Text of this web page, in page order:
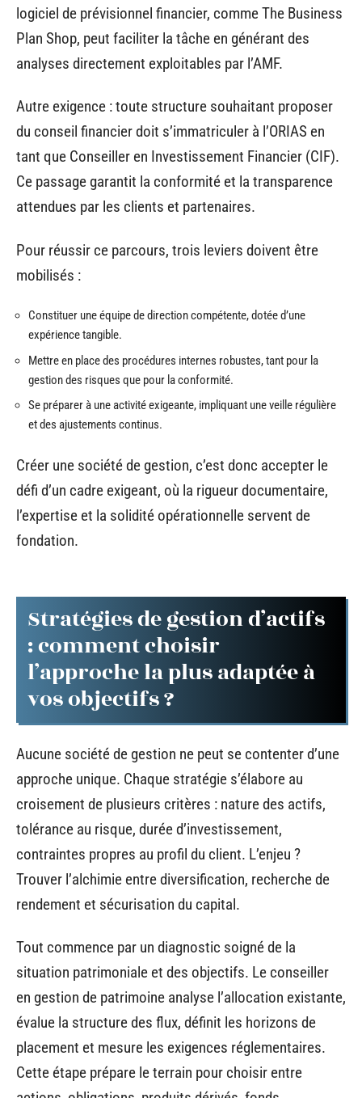
logiciel de prévisionnel financier, comme The Business
Plan Shop, peut faciliter la tâche en générant des
analyses directement exploitables par l’AMF.
Autre exigence : toute structure souhaitant proposer
du conseil financier doit s’immatriculer à l’ORIAS en
tant que Conseiller en Investissement Financier (CIF).
Ce passage garantit la conformité et la transparence
attendues par les clients et partenaires.
Pour réussir ce parcours, trois leviers doivent être
mobilisés :
Constituer une équipe de direction compétente, dotée d’une
expérience tangible.
Mettre en place des procédures internes robustes, tant pour la
gestion des risques que pour la conformité.
Se préparer à une activité exigeante, impliquant une veille régulière
et des ajustements continus.
Créer une société de gestion, c’est donc accepter le
défi d’un cadre exigeant, où la rigueur documentaire,
l’expertise et la solidité opérationnelle servent de
fondation.
Stratégies de gestion d’actifs
: comment choisir
l’approche la plus adaptée à
vos objectifs ?
Aucune société de gestion ne peut se contenter d’une
approche unique. Chaque stratégie s’élabore au
croisement de plusieurs critères : nature des actifs,
tolérance au risque, durée d’investissement,
contraintes propres au profil du client. L’enjeu ?
Trouver l’alchimie entre diversification, recherche de
rendement et sécurisation du capital.
Tout commence par un diagnostic soigné de la
situation patrimoniale et des objectifs. Le conseiller
en gestion de patrimoine analyse l’allocation existante,
évalue la structure des flux, définit les horizons de
placement et mesure les exigences réglementaires.
Cette étape prépare le terrain pour choisir entre